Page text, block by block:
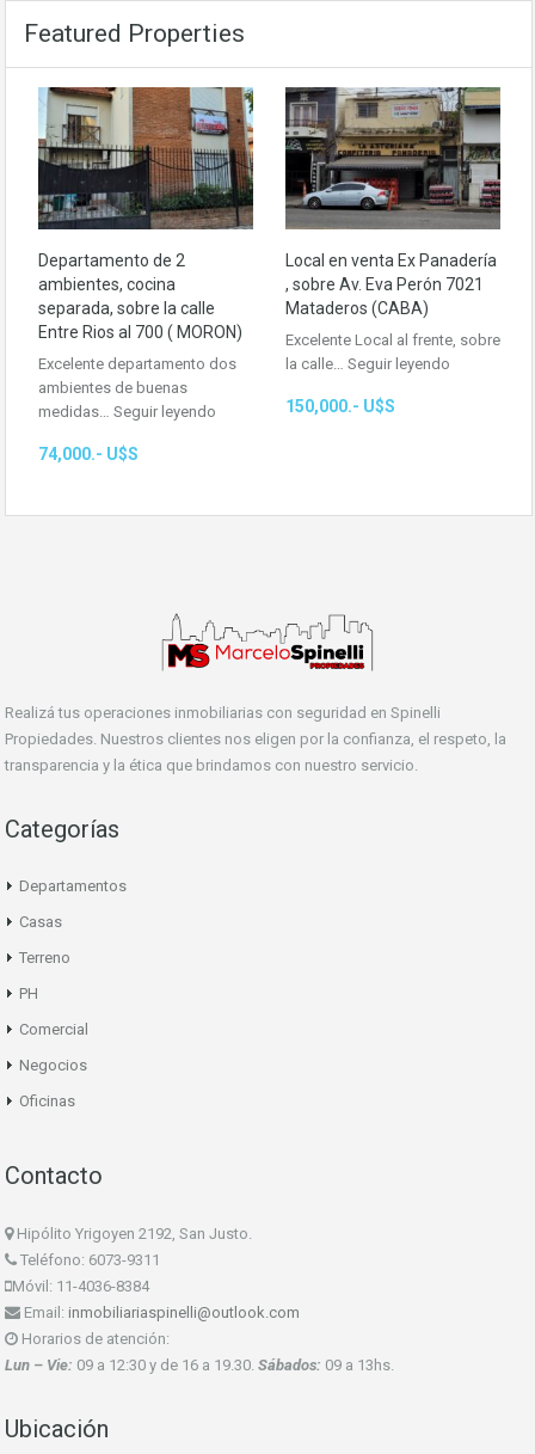
Featured Properties
Departamento de 2
ambientes, cocina
separada, sobre la calle
Entre Rios al 700 ( MORON)
Excelente departamento dos
ambientes de buenas
medidas… Seguir leyendo
74,000.- U$S
Local en venta Ex Panadería
, sobre Av. Eva Perón 7021
Mataderos (CABA)
Excelente Local al frente, sobre
la calle… Seguir leyendo
150,000.- U$S
Realizá tus operaciones inmobiliarias con seguridad en Spinelli
Propiedades. Nuestros clientes nos eligen por la confianza, el respeto, la
transparencia y la ética que brindamos con nuestro servicio.
Categorías
Departamentos
Casas
Terreno
PH
Comercial
Negocios
Oficinas
Contacto
Hipólito Yrigoyen 2192, San Justo.
Teléfono: 6073-9311
Móvil: 11-4036-8384
Email: inmobiliariaspinelli@outlook.com
Horarios de atención:
Lun – Vie: 09 a 12:30 y de 16 a 19.30. Sábados: 09 a 13hs.
Ubicación